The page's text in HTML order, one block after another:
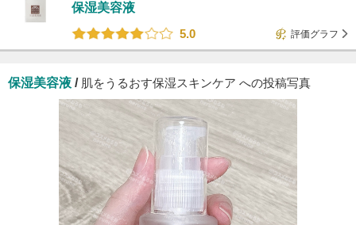
保湿美容液
5.0
評価グラフ
保湿美容液 / 肌をうるおす保湿スキンケア への投稿写真